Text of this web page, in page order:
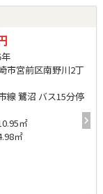
市宮前区南野川2丁
線 鷺沼 バス15分停
㎡
㎡